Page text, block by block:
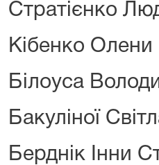
Стратієнко
Кібенко Олени
Білоуса
Бакуліної
Берднік Інни